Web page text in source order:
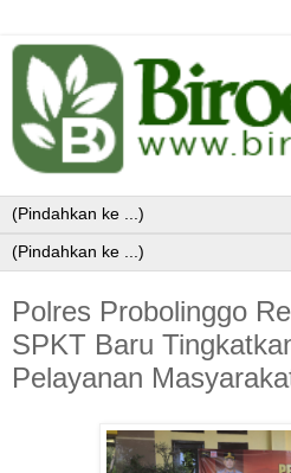
Polres Probolinggo
SPKT Baru
Pelayanan